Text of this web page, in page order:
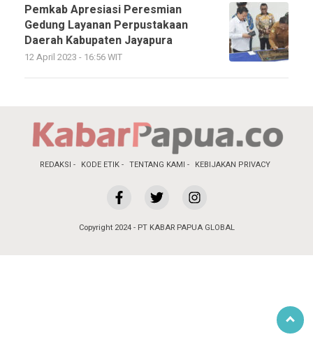
Pemkab Apresiasi Peresmian
Gedung Layanan Perpustakaan
Daerah Kabupaten Jayapura
12 April 2023 - 16:56 WIT
REDAKSI KODE ETIK TENTANG KAMI KEBIJAKAN PRIVACY
Copyright 2024 - PT KABAR PAPUA GLOBAL